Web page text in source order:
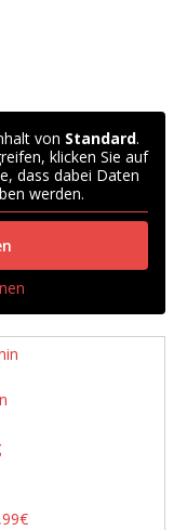
von Standard.
klicken Sie auf
dass dabei Daten
werden.